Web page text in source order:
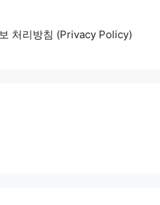
처리방침 (Privacy Policy)